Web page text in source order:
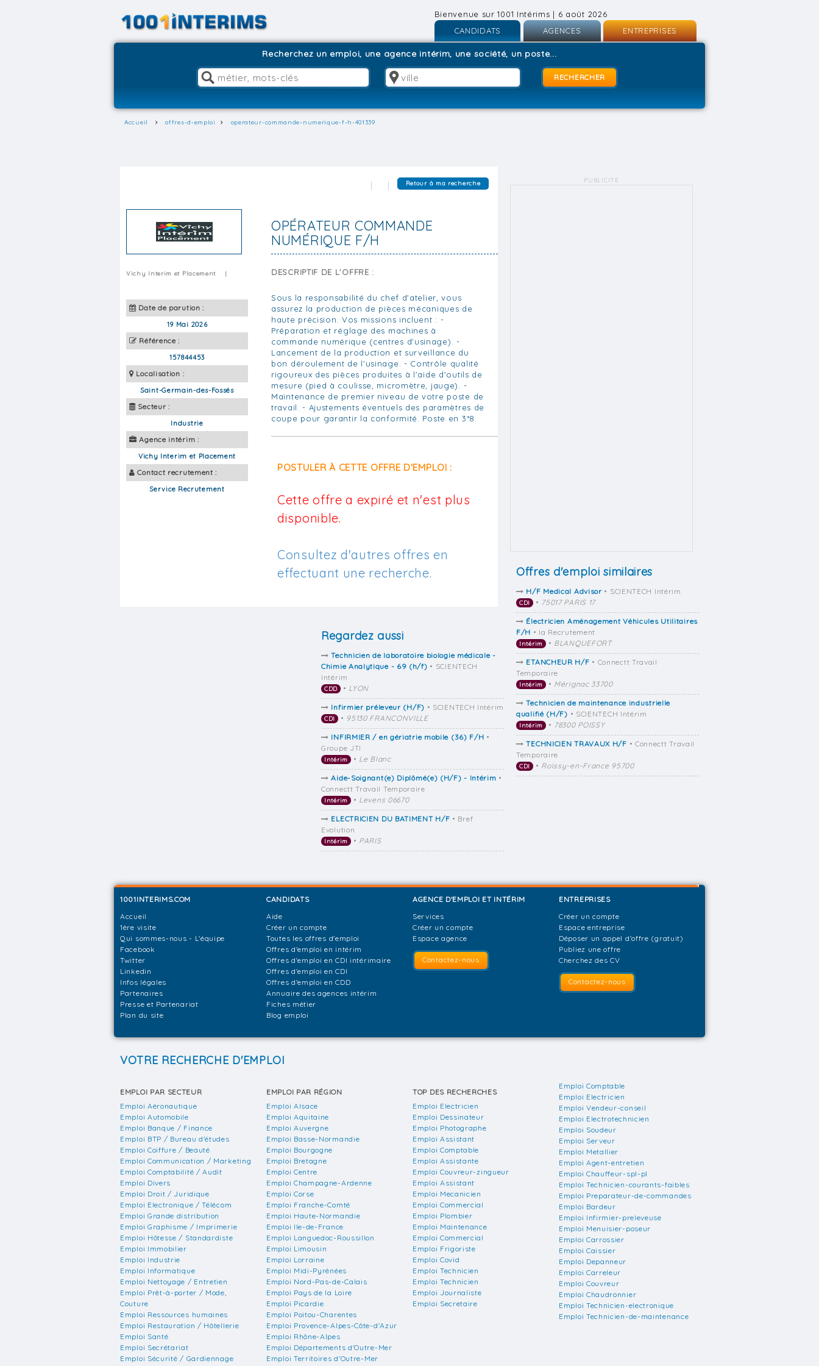
Bienvenue sur 1001 Intérims | 6 août 2026
CANDIDATS
Inscription
AGENCES
Inscription
Connexion
ENTREPRISES
Recherchez un emploi, une agence intérim, une société, un poste...
Accueil offres-d-emploi operateur-commande-numerique-f-h-401339
Retour à ma recherche
OPÉRATEUR COMMANDE
NUMÉRIQUE F/H
Vichy Interim et Placement |
Date de parution :
19 Mai 2026
Référence :
157844453
Localisation :
Saint-Germain-des-Fossés
Secteur :
Industrie
Agence intérim :
Vichy Interim et Placement
Contact recrutement :
Service Recrutement
DESCRIPTIF DE L'OFFRE :
Sous la responsabilité du chef d'atelier, vous
assurez la production de pièces mécaniques de
haute précision. Vos missions incluent : -
Préparation et réglage des machines à
commande numérique (centres d'usinage). -
Lancement de la production et surveillance du
bon déroulement de l'usinage. - Contrôle qualité
rigoureux des pièces produites à l'aide d'outils de
mesure (pied à coulisse, micromètre, jauge). -
Maintenance de premier niveau de votre poste de
travail. - Ajustements éventuels des paramètres de
coupe pour garantir la conformité. Poste en 3*8.
POSTULER À CETTE OFFRE D'EMPLOI :
Cette offre a expiré et n'est plus
disponible.
Consultez d'autres offres en
effectuant une recherche.
PUBLICITÉ
Offres d'emploi similaires
H/F Medical Advisor • SCIENTECH Intérim
CDI • 75017 PARIS 17
Électricien Aménagement Véhicules Utilitaires
F/H • Ia Recrutement
Intérim • BLANQUEFORT
ETANCHEUR H/F • Connectt Travail
Temporaire
Intérim • Mérignac 33700
Technicien de maintenance industrielle
qualifié (H/F) • SCIENTECH Intérim
Intérim • 78300 POISSY
TECHNICIEN TRAVAUX H/F • Connectt Travail
Temporaire
CDI • Roissy-en-France 95700
Regardez aussi
Technicien de laboratoire biologie médicale -
Chimie Analytique - 69 (h/f) • SCIENTECH
Intérim
CDD • LYON
Infirmier préleveur (H/F) • SCIENTECH Intérim
CDI • 95130 FRANCONVILLE
INFIRMIER / en gériatrie mobile (36) F/H •
Groupe JTI
Intérim • Le Blanc
Aide-Soignant(e) Diplômé(e) (H/F) - Intérim •
Connectt Travail Temporaire
Intérim • Levens 06670
ELECTRICIEN DU BATIMENT H/F • Bref
Evolution
Intérim • PARIS
1001INTERIMS.COM
Accueil
1ère visite
Qui sommes-nous - L'équipe
Facebook
Twitter
Linkedin
Infos légales
Partenaires
Presse et Partenariat
Plan du site
CANDIDATS
Aide
Créer un compte
Toutes les offres d'emploi
Offres d'emploi en intérim
Offres d'emploi en CDI intérimaire
Offres d'emploi en CDI
Offres d'emploi en CDD
Annuaire des agences intérim
Fiches métier
Blog emploi
AGENCE D'EMPLOI ET INTÉRIM
Services
Créer un compte
Espace agence
Contactez-nous
ENTREPRISES
Créer un compte
Espace entreprise
Déposer un appel d'offre (gratuit)
Publiez une offre
Cherchez des CV
Contactez-nous
VOTRE RECHERCHE D'EMPLOI
EMPLOI PAR SECTEUR
Emploi Aéronautique
Emploi Automobile
Emploi Banque / Finance
Emploi BTP / Bureau d'études
Emploi Coiffure / Beauté
Emploi Communication / Marketing
Emploi Comptabilité / Audit
Emploi Divers
Emploi Droit / Juridique
Emploi Electronique / Télécom
Emploi Grande distribution
Emploi Graphisme / Imprimerie
Emploi Hôtesse / Standardiste
Emploi Immobilier
Emploi Industrie
Emploi Informatique
Emploi Nettoyage / Entretien
Emploi Prêt-à-porter / Mode,
Couture
Emploi Ressources humaines
Emploi Restauration / Hôtellerie
Emploi Santé
Emploi Secrétariat
Emploi Sécurité / Gardiennage
EMPLOI PAR RÉGION
Emploi Alsace
Emploi Aquitaine
Emploi Auvergne
Emploi Basse-Normandie
Emploi Bourgogne
Emploi Bretagne
Emploi Centre
Emploi Champagne-Ardenne
Emploi Corse
Emploi Franche-Comté
Emploi Haute-Normandie
Emploi Ile-de-France
Emploi Languedoc-Roussillon
Emploi Limousin
Emploi Lorraine
Emploi Midi-Pyrénées
Emploi Nord-Pas-de-Calais
Emploi Pays de la Loire
Emploi Picardie
Emploi Poitou-Charentes
Emploi Provence-Alpes-Côte-d'Azur
Emploi Rhône-Alpes
Emploi Départements d'Outre-Mer
Emploi Territoires d'Outre-Mer
TOP DES RECHERCHES
Emploi Electricien
Emploi Dessinateur
Emploi Photographe
Emploi Assistant
Emploi Comptable
Emploi Assistante
Emploi Couvreur-zingueur
Emploi Assistant
Emploi Mecanicien
Emploi Commercial
Emploi Plombier
Emploi Maintenance
Emploi Commercial
Emploi Frigoriste
Emploi Covid
Emploi Technicien
Emploi Technicien
Emploi Journaliste
Emploi Secretaire
Emploi Comptable
Emploi Electricien
Emploi Vendeur-conseil
Emploi Electrotechnicien
Emploi Soudeur
Emploi Serveur
Emploi Metallier
Emploi Agent-entretien
Emploi Chauffeur-spl-pl
Emploi Technicien-courants-faibles
Emploi Preparateur-de-commandes
Emploi Bardeur
Emploi Infirmier-preleveuse
Emploi Menuisier-poseur
Emploi Carrossier
Emploi Caissier
Emploi Depanneur
Emploi Carreleur
Emploi Couvreur
Emploi Chaudronnier
Emploi Technicien-electronique
Emploi Technicien-de-maintenance